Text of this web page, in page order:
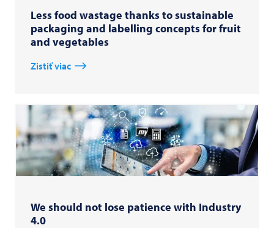
Less food wastage thanks to sustainable
packaging and labelling concepts for fruit
and vegetables
Zistiť viac
We should not lose patience with Industry
4.0